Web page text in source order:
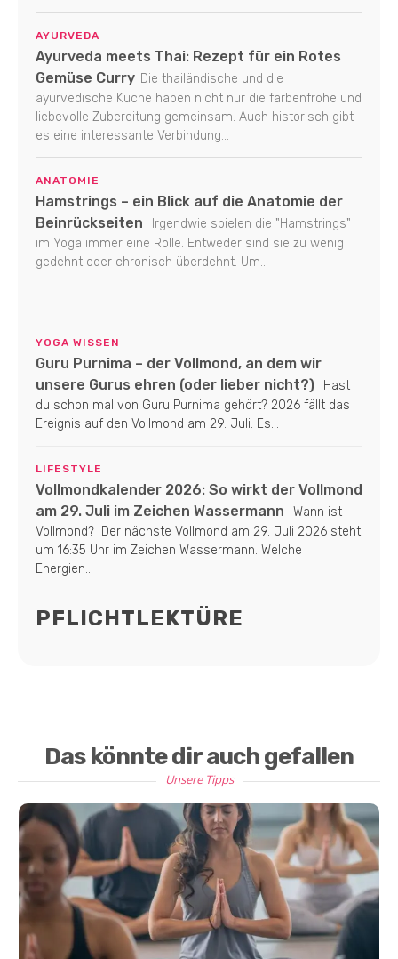
AYURVEDA
Ayurveda meets Thai: Rezept für ein Rotes
Gemüse Curry Die thailändische und die
ayurvedische Küche haben nicht nur die farbenfrohe und
liebevolle Zubereitung gemeinsam. Auch historisch gibt
es eine interessante Verbindung...
ANATOMIE
Hamstrings – ein Blick auf die Anatomie der
Beinrückseiten
Irgendwie spielen die "Hamstrings"
im Yoga immer eine Rolle. Entweder sind sie zu wenig
gedehnt oder chronisch überdehnt. Um...
YOGA WISSEN
Guru Purnima – der Vollmond, an dem wir
unsere Gurus ehren (oder lieber nicht?)
Hast
du schon mal von Guru Purnima gehört? 2026 fällt das
Ereignis auf den Vollmond am 29. Juli. Es...
LIFESTYLE
Vollmondkalender 2026: So wirkt der Vollmond
am 29. Juli im Zeichen Wassermann
Wann ist
Vollmond? Der nächste Vollmond am 29. Juli 2026 steht
um 16:35 Uhr im Zeichen Wassermann. Welche
Energien...
PFLICHTLEKTÜRE
Das könnte dir auch gefallen
Unsere Tipps